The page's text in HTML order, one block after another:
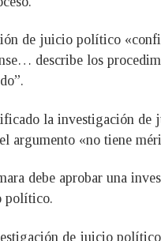
de juicio político
describe los
la investigación
argumento «no tiene
debe aprobar una
político.
de juicio